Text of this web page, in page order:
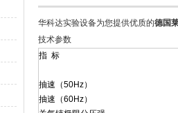
华科达实验设备为您提供优质的德国
技术参数
指 标
抽速（50Hz）
抽速（60Hz）